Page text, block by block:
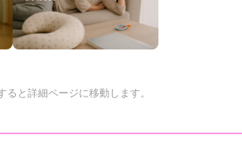
と詳細ページに移動します。